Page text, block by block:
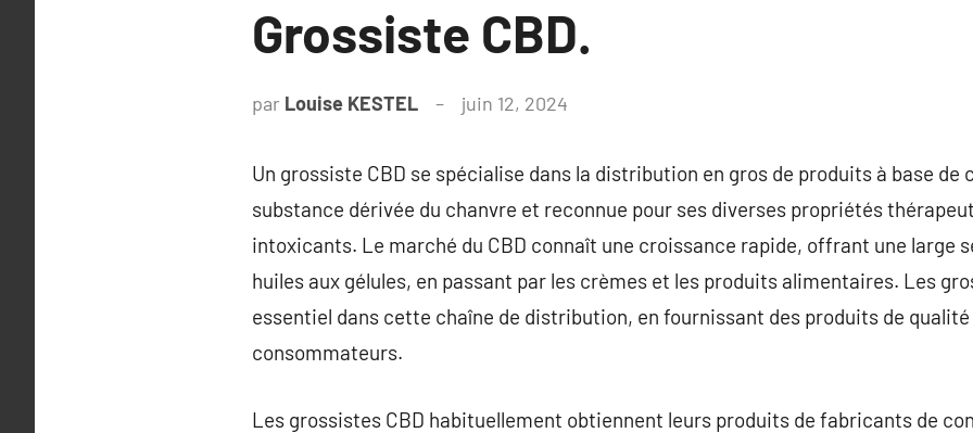
Grossiste CBD.
par Louise KESTEL juin 12, 2024
Un grossiste CBD se spécialise dans la distribution en gros de produits à base de
substance dérivée du chanvre et reconnue pour ses diverses propriétés
intoxicants. Le marché du CBD connaît une croissance rapide, offrant une large
huiles aux gélules, en passant par les crèmes et les produits alimentaires. Les
essentiel dans cette chaîne de distribution, en fournissant des produits de
consommateurs.
Les grossistes CBD habituellement obtiennent leurs produits de fabricants de